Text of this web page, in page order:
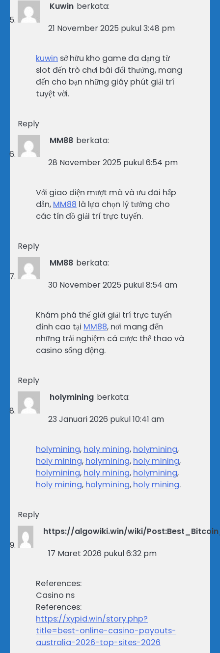
Kuwin berkata:
21 November 2025 pukul 3:48 pm
kuwin sở hữu kho game đa dạng từ
slot đến trò chơi bài đổi thưởng, mang
đến cho bạn những giây phút giải trí
tuyệt vời.
Reply
MM88 berkata:
28 November 2025 pukul 6:54 pm
Với giao diện mượt mà và ưu đãi hấp
dẫn, MM88 là lựa chọn lý tưởng cho
các tín đồ giải trí trực tuyến.
Reply
MM88 berkata:
30 November 2025 pukul 8:54 am
Khám phá thế giới giải trí trực tuyến
đỉnh cao tại MM88, nơi mang đến
những trải nghiệm cá cược thể thao và
casino sống động.
Reply
holymining berkata:
23 Januari 2026 pukul 10:41 am
holymining, holy mining, holymining,
holy mining, holymining, holy mining,
holymining, holy mining, holymining,
holy mining, holymining, holy mining.
Reply
https://algowiki.win/wiki/
17 Maret 2026 pukul 6:32 pm
References:
Casino ns
References:
https://xypid.win/story.php?
title=best-online-casino-payouts-
australia-2026-top-sites-2026